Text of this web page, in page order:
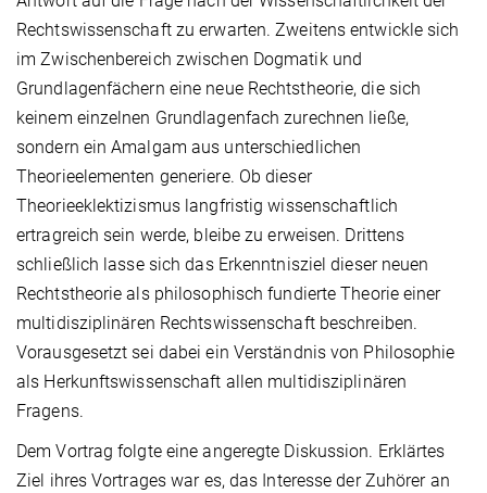
Rechtswissenschaft zu erwarten. Zweitens entwickle sich
im Zwischenbereich zwischen Dogmatik und
Grundlagenfächern eine neue Rechtstheorie, die sich
keinem einzelnen Grundlagenfach zurechnen ließe,
sondern ein Amalgam aus unterschiedlichen
Theorieelementen generiere. Ob dieser
Theorieeklektizismus langfristig wissenschaftlich
ertragreich sein werde, bleibe zu erweisen. Drittens
schließlich lasse sich das Erkenntnisziel dieser neuen
Rechtstheorie als philosophisch fundierte Theorie einer
multidisziplinären Rechtswissenschaft beschreiben.
Vorausgesetzt sei dabei ein Verständnis von Philosophie
als Herkunftswissenschaft allen multidisziplinären
Fragens.
Dem Vortrag folgte eine angeregte Diskussion. Erklärtes
Ziel ihres Vortrages war es, das Interesse der Zuhörer an